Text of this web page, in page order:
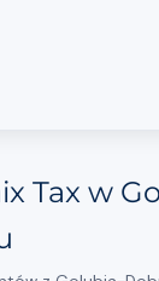
Tax w